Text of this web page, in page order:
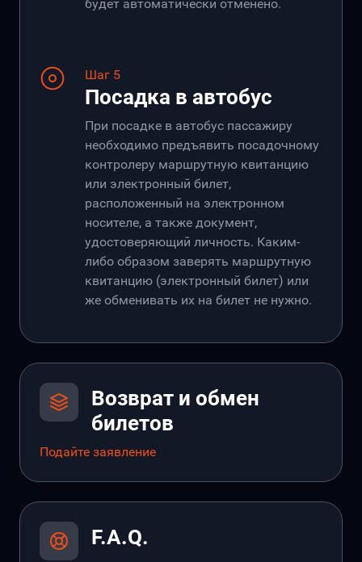
будет автоматически отменено.
Шаг 5
Посадка в автобус
При посадке в автобус пассажиру
необходимо предъявить посадочному
контролеру маршрутную квитанцию
или электронный билет,
расположенный на электронном
носителе, а также документ,
удостоверяющий личность. Каким-
либо образом заверять маршрутную
квитанцию (электронный билет) или
же обменивать их на билет не нужно.
Возврат и обмен
билетов
Подайте заявление
F.A.Q.